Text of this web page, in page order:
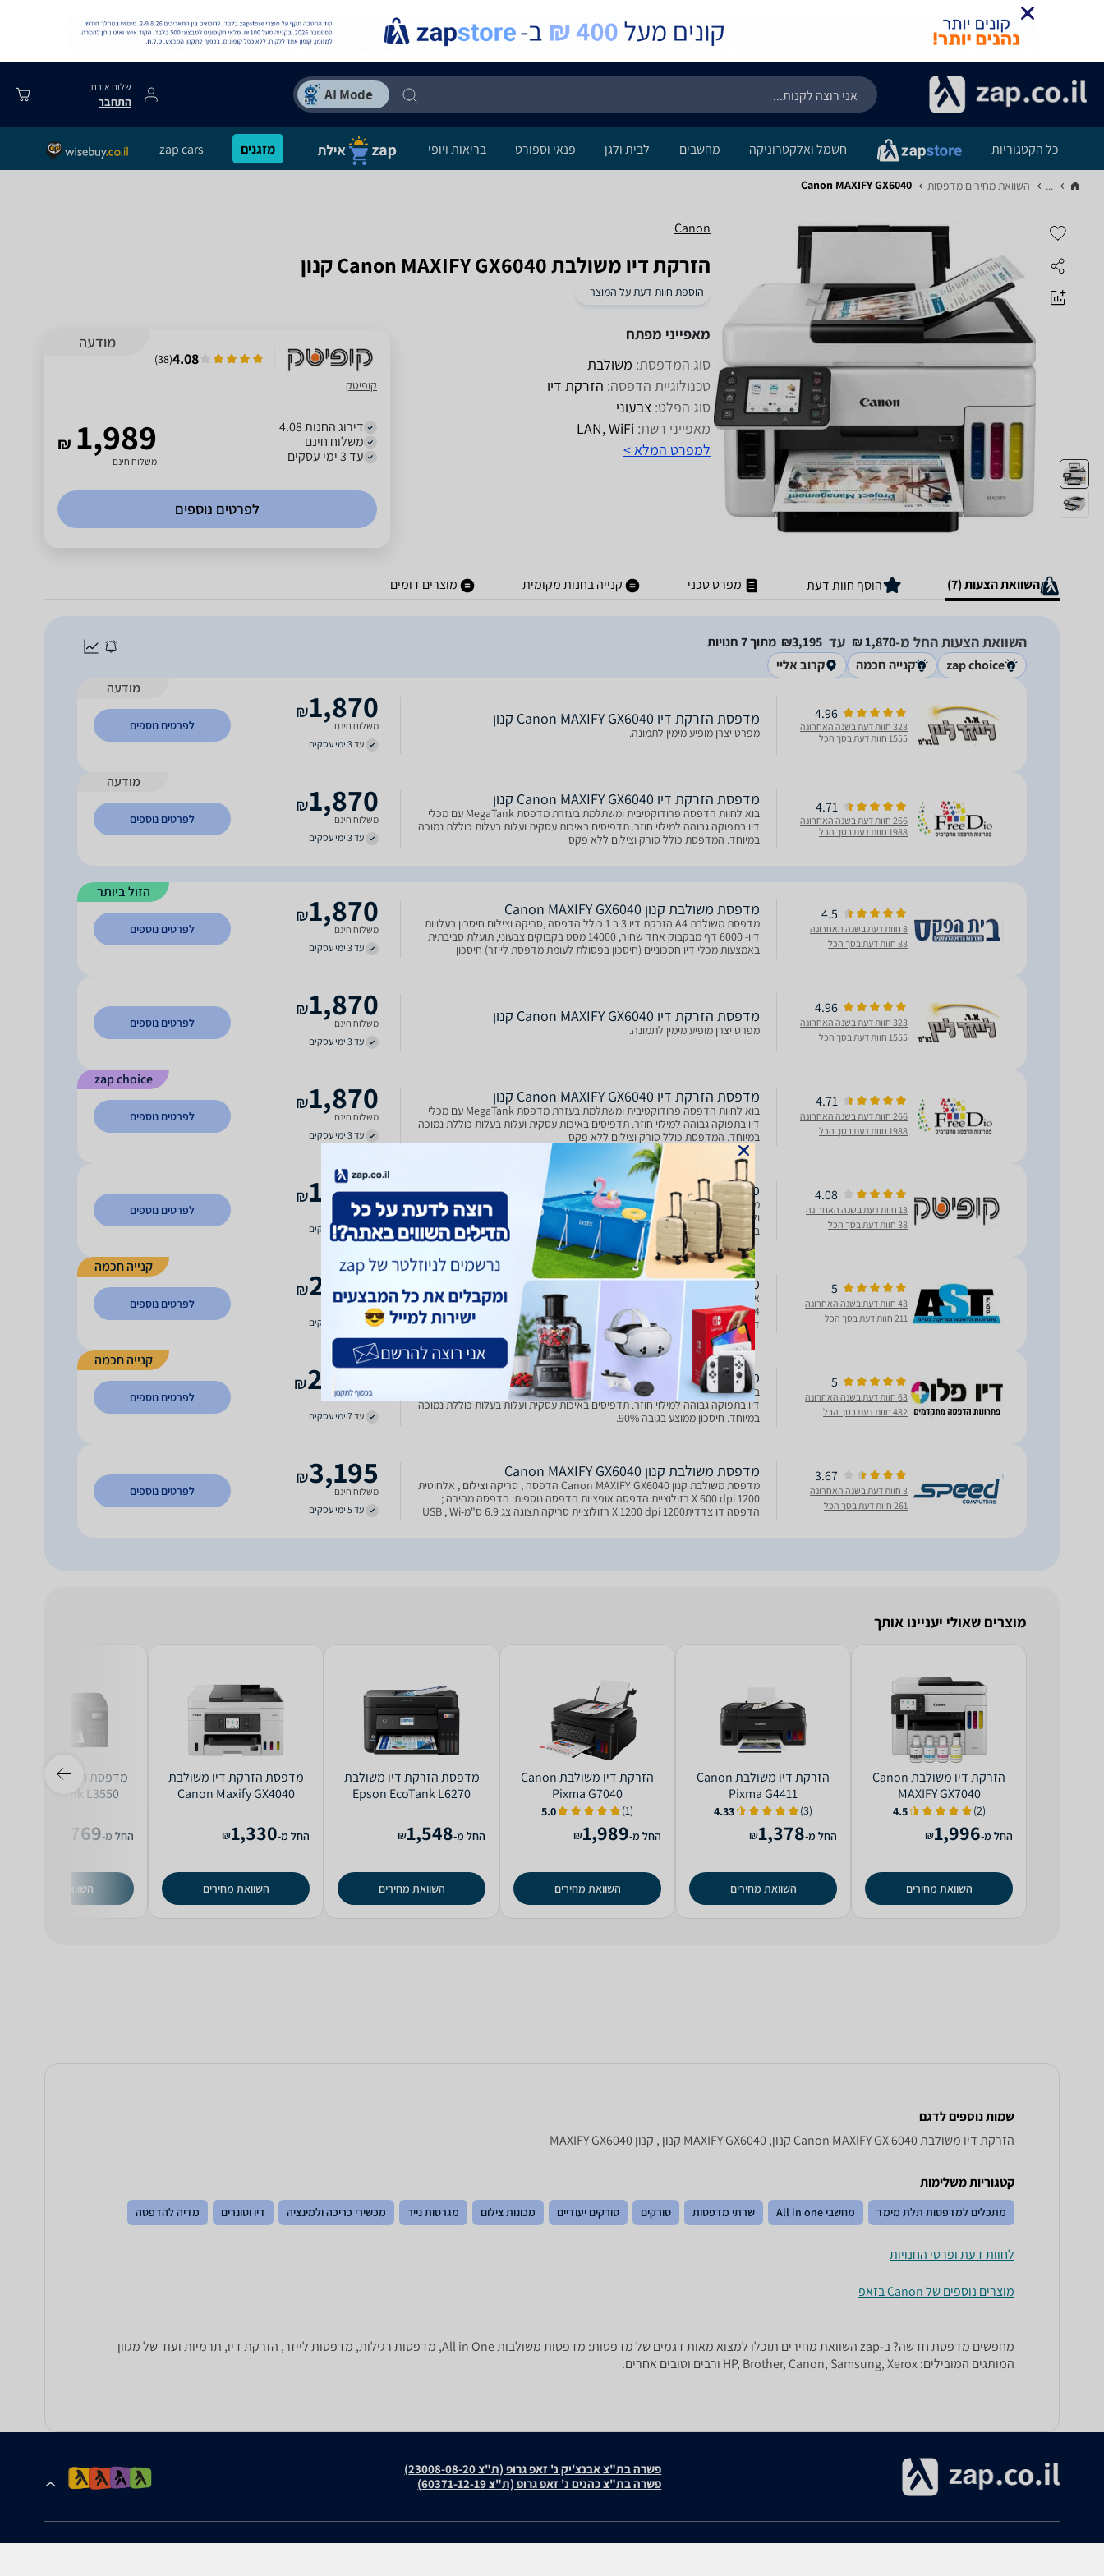
שלום אורח,
התחבר
כל הקטגוריות חשמל ואלקטרוניקה מחשבים לבית ולגן פנאי וספורט בריאות ויופי מזגנים zap cars
... השוואת מחירים מדפסות‏ Canon MAXIFY GX6040
Canon
‏הזרקת דיו ‏משולבת Canon MAXIFY GX6040 קנון
הוספת חוות דעת על המוצר
מאפייני מפתח
סוג המדפסת: משולבת
טכנולוגיית הדפסה: הזרקת דיו
סוג הפלט: צבעוני
מאפייני רשת: LAN, WiFi
למפרט המלא >
מודעה
4.08
(
38
)
קופיטק
דירוג החנות 4.08
משלוח חינם
עד 3 ימי עסקים
₪ 1,989
משלוח חינם
לפרטים נוספים
השוואת הצעות (7) הוסף חוות דעת מפרט טכני קנייה בחנות מקומית מוצרים דומים
השוואת הצעות החל מ-1,870‏ ₪ עד 3,195‏₪
מתוך 7 חנויות
zap choice
קנייה חכמה קרוב אליי
4.96
323 חוות דעת בשנה האחרונה
1555 חוות דעת בסך הכל
מדפסת ‏הזרקת דיו Canon MAXIFY GX6040 קנון
מפרט יצרן מופיע מימין לתמונה.
1,870
₪
משלוח חינם
עד 3 ימי עסקים
לפרטים נוספים
מודעה
4.71
266 חוות דעת בשנה האחרונה
1988 חוות דעת בסך הכל
מדפסת הזרקת דיו Canon MAXIFY GX6040 קנון
בוא לחוות הדפסה פרודוקטיבית ומשתלמת בעזרת מדפסת MegaTank עם מכלי
דיו בתפוקה גבוהה למילוי חוזר. תדפיסים באיכות עסקית ועלות בעלות כוללת נמוכה
במיוחד. המדפסת כולל סורק וצילום ללא פקס
1,870
₪
משלוח חינם
עד 3 ימי עסקים
לפרטים נוספים
מודעה
הזול ביותר
4.5
8 חוות דעת בשנה האחרונה
83 חוות דעת בסך הכל
מדפסת משולבת קנון Canon MAXIFY GX6040
מדפסת משולבת A4 הזרקת דיו 3 ב 1 כולל הדפסה ,סריקה וצילום חיסכון בעלויות
דיו- 6000 דף מבקבוק אחד שחור, 14000 מסט בקבוקים צבעוני, תועלת סביבתית
באמצעות מכלי דיו חסכוניים (חיסכון בפסולת לעומת מדפסת לייזר) חיסכון
1,870
₪
משלוח חינם
עד 3 ימי עסקים
לפרטים נוספים
4.96
323 חוות דעת בשנה האחרונה
1555 חוות דעת בסך הכל
מדפסת ‏הזרקת דיו Canon MAXIFY GX6040 קנון
מפרט יצרן מופיע מימין לתמונה.
1,870
₪
משלוח חינם
עד 3 ימי עסקים
לפרטים נוספים
zap choice
4.71
266 חוות דעת בשנה האחרונה
1988 חוות דעת בסך הכל
מדפסת הזרקת דיו Canon MAXIFY GX6040 קנון
בוא לחוות הדפסה פרודוקטיבית ומשתלמת בעזרת מדפסת MegaTank עם מכלי
דיו בתפוקה גבוהה למילוי חוזר. תדפיסים באיכות עסקית ועלות בעלות כוללת נמוכה
במיוחד. המדפסת כולל סורק וצילום ללא פקס
1,870
₪
משלוח חינם
עד 3 ימי עסקים
לפרטים נוספים
4.08
13 חוות דעת בשנה האחרונה
38 חוות דעת בסך הכל
מדפסת ‏הזרקת דיו Canon MAXIFY GX6040 קנון
מדפסת משולבת מתקדמת מסדרת Canon MAXIFY GX6040 המיועדת לעסקים
ולמשרדים ביתיים המחפשים שילוב של מהירות, אמינות וחיסכון משמעותי בעלויות.
בזכות מערכת מיכלי דיו בתפוקה גבוהה, קישוריות מתקדמת וקיבולת נייר מרשימה
ניתן להדפיס בהיקפים גדולים עם מינימום תחזוקה ומק
1,989
₪
משלוח חינם
עד 3 ימי עסקים
לפרטים נוספים
קנייה חכמה
5
43 חוות דעת בשנה האחרונה
211 חוות דעת בסך הכל
מדפסת משולבת קנון Canon MAXIFY GX6040
אחריות: שנה אחריות ע"י קנון ישראל זמן משלוח: עד 3 ימי עסקים מדפסת משולבת
A4 הזרקת דיו 3 ב 1 כולל הדפסה ,סריקה וצילום תכונות מיוחדות חיסכון בעלויות
דיו- 6000 דף מבקבוק אחד שחור, 14000 מסט בקבוקים צבעוני, תועלת סביבתית
באמצעות מכלי דיו חסכוניים (חיסכון בפס
2,148
₪
משלוח חינם
עד 3 ימי עסקים
לפרטים נוספים
קנייה חכמה
5
63 חוות דעת בשנה האחרונה
482 חוות דעת בסך הכל
מדפסת הזרקת דיו קנון Canon MAXIFY GX6040
דיו בתפוקה גבוהה למילוי חוזר. תדפיסים באיכות עסקית ועלות בעלות כוללת נמוכה
במיוחד. חיסכון ממוצע בגובה 90%.
2,899
₪
משלוח חינם
עד 7 ימי עסקים
לפרטים נוספים
3.67
3 חוות דעת בשנה האחרונה
261 חוות דעת בסך הכל
מדפסת משולבת קנון Canon MAXIFY GX6040
מדפסת משולבת קנון Canon MAXIFY GX6040 הדפסה , סריקה וצילום , אלחוטית
1200 X 600 dpi רזולוציית הדפסה אופציות הדפסה נוספות: הדפסה מהירה ;
הדפסה דו צדדית1200 X 1200 dpi רזולוציית סריקה תצוגה צג 6.9 ס"מUSB , Wi-
3,195
₪
משלוח חינם
עד 5 ימי עסקים
לפרטים נוספים
מוצרים שאולי יעניינו אותך
‏הזרקת דיו ‏משולבת Canon
MAXIFY GX7040
(2)
4.5
החל מ-1,996
₪
השוואת מחירים
‏הזרקת דיו ‏משולבת Canon
Pixma G4411
(3)
4.33
החל מ-1,378
₪
השוואת מחירים
‏הזרקת דיו ‏משולבת Canon
Pixma G7040
(1)
5.0
החל מ-1,989
₪
השוואת מחירים
‏מדפסת הזרקת דיו ‏משולבת
Epson EcoTank L6270
החל מ-1,548
₪
השוואת מחירים
‏מדפסת הזרקת דיו ‏משולבת
Canon Maxify GX4040
החל מ-1,330
₪
השוואת מחירים
Epson EcoTank L3550
החל מ-769
השוואת מחירים
שמות נוספים לדגם
‏הזרקת דיו ‏משולבת Canon MAXIFY GX 6040 קנון, MAXIFY GX6040 קנון , קנון MAXIFY GX6040
קטגוריות משלימות
מתכלים למדפסות תלת מימד מחשבי All in one שרתי מדפסות סורקים סורקים יעודיים מכונות צילום מגרסות נייר מכשירי כריכה ולמינציה דיו וטונרים מדיה להדפסה
לחוות דעת ופרטי החנויות
מוצרים נוספים של Canon בזאפ
מחפשים מדפסת חדשה? ב-zap השוואת מחירים תוכלו למצוא מאות דגמים של מדפסות: מדפסות משולבות All in One, מדפסות רגילות, מדפסות לייזר, הזרקת דיו, תרמיות ועוד של מגוון
המותגים המובילים: HP, Brother, Canon, Samsung, Xerox ורבים וטובים אחרים.
פשרה בת"צ אבנצ'יק נ' זאפ גרופ (ת"צ 23008-08-20)
פשרה בת"צ כהנים נ' זאפ גרופ (ת"צ 60371-12-19)